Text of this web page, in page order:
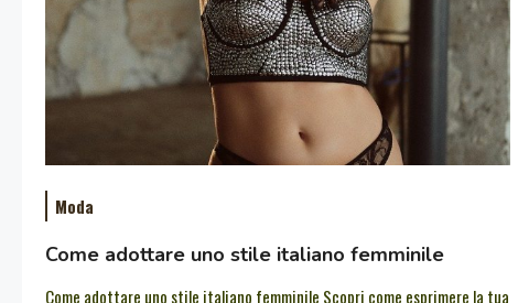
Moda
Come adottare uno stile italiano femminile
Come adottare uno stile italiano femminile Scopri come esprimere la tua